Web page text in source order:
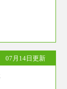
07月14日更新